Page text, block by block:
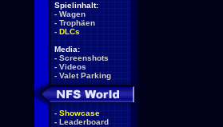
Spielinhalt:
- Wagen
- Trophäen
- DLCs
Media:
- Screenshots
- Videos
- Valet Parking
- Showcase
- Leaderboard